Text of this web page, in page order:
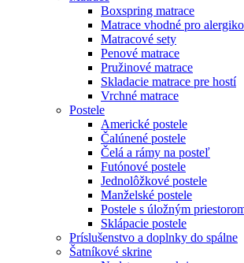
Boxspring matrace
Matrace vhodné pro
Matracové sety
Penové matrace
Pružinové matrace
Skladacie matrace pre hostí
Vrchné matrace
Postele
Americké postele
Čalúnené postele
Čelá a rámy na posteľ
Futónové postele
Jednolôžkové postele
Manželské postele
Postele s úložným
Sklápacie postele
Príslušenstvo a doplnky do spálne
Šatníkové skrine